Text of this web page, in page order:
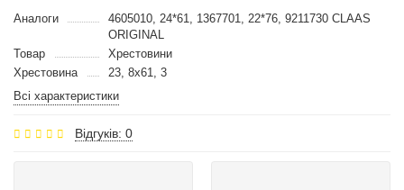
Аналоги
4605010, 24*61, 1367701, 22*76, 9211730 CLAAS
ORIGINAL
Товар
Хрестовини
Хрестовина
23, 8х61, 3
Всі характеристики
Відгуків: 0